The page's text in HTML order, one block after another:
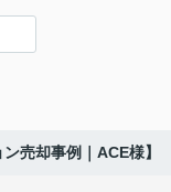
だきました。
識する年齢にな
売却事例｜ACE様】